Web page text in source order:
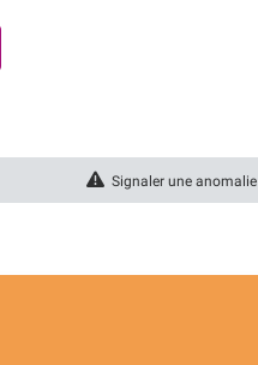
Signaler une anomalie